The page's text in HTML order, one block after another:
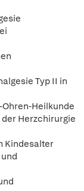
Typ II in
Heilkunde
Herzchirurgie
Kindesalter